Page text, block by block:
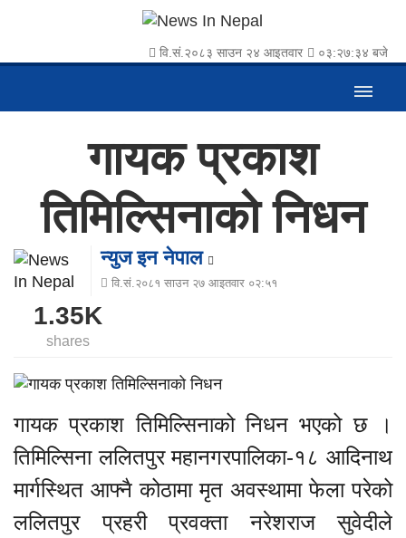
वि.सं.२०८३ साउन २४ आइतवार ०३:२७:३४ बजे
गायक प्रकाश
तिमिल्सिनाको निधन
न्युज इन नेपाल
वि.सं.२०८१ साउन २७ आइतवार ०२:५१
1.35K
shares
गायक प्रकाश तिमिल्सिनाको निधन भएको छ ।
तिमिल्सिना ललितपुर महानगरपालिका-१८ आदिनाथ
मार्गस्थित आफ्नै कोठामा मृत अवस्थामा फेला परेको
ललितपुर प्रहरी प्रवक्ता नरेशराज सुवेदीले